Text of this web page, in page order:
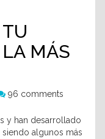
MÁS
96 comments
y han desarrollado
algunos más